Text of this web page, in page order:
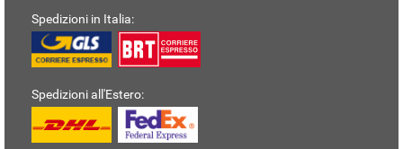
Spedizioni in Italia:
Spedizioni all'Estero: